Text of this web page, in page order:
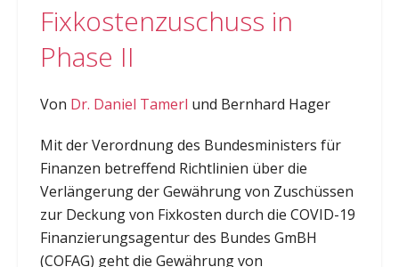
Fixkostenzuschuss in
Phase II
Von Dr. Daniel Tamerl und Bernhard Hager
Mit der Verordnung des Bundesministers für
Finanzen betreffend Richtlinien über die
Verlängerung der Gewährung von Zuschüssen
zur Deckung von Fixkosten durch die COVID-19
Finanzierungsagentur des Bundes GmBH
(COFAG) geht die Gewährung von